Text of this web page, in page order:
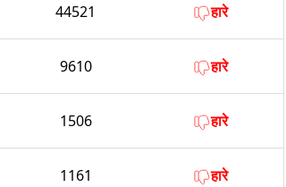
44521 हारे
9610 हारे
1506 हारे
1161 हारे